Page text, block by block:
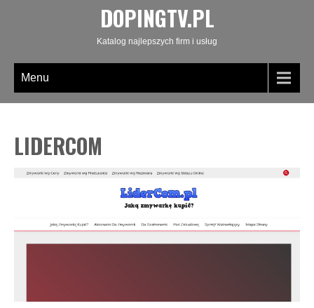
DOPINGTV.PL
Katalog najlepszych firm i usług
Menu
LIDERCOM